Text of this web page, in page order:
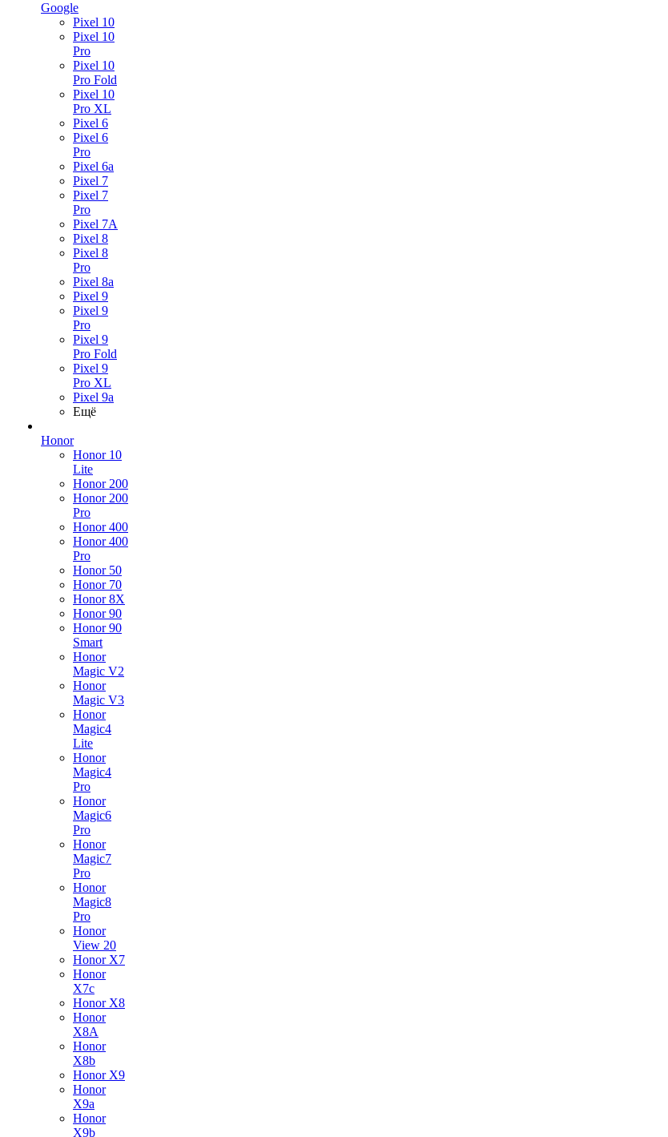
Google
Pixel 10
Pixel 10
Pro
Pixel 10
Pro Fold
Pixel 10
Pro XL
Pixel 6
Pixel 6
Pro
Pixel 6a
Pixel 7
Pixel 7
Pro
Pixel 7A
Pixel 8
Pixel 8
Pro
Pixel 8a
Pixel 9
Pixel 9
Pro
Pixel 9
Pro Fold
Pixel 9
Pro XL
Pixel 9a
Ещё
Honor
Honor 10
Lite
Honor 200
Honor 200
Pro
Honor 400
Honor 400
Pro
Honor 50
Honor 70
Honor 8X
Honor 90
Honor 90
Smart
Honor
Magic V2
Honor
Magic V3
Honor
Magic4
Lite
Honor
Magic4
Pro
Honor
Magic6
Pro
Honor
Magic7
Pro
Honor
Magic8
Pro
Honor
View 20
Honor X7
Honor
X7c
Honor X8
Honor
X8A
Honor
X8b
Honor X9
Honor
X9a
Honor
X9b